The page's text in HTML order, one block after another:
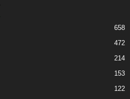
658
472
214
153
122